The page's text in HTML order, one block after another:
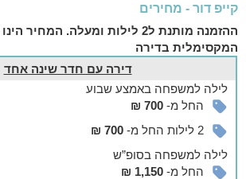
בתיאום מראש ובתוספת תשלום:
שימוש במכונת הכביסה והמייבש הנמצאים
בלינה של 5 ימים ומעלה - ניתן להוסיף
הזמנת ארוחות בוקר עשירות מבית הקפה
באמצ"ש בלבד, ימים א'-ה')
עוד במתחם
שווה לדעת לפני שמגיעים:
קייפ דור - מחירים
ההזמנה מותנת ל2 לילות ומעלה.
המקסימלית בדירה
דירה עם חדר שינה אחד
לילהלמשפחה באמצע שבוע
החל מ-700 ₪
2 לילות החל מ-
700 ₪
לילהלמשפחה בסופ”ש
החל מ-1,150 ₪